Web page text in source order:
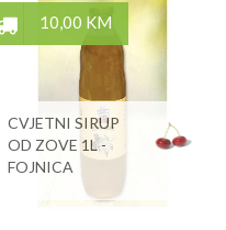
10,00 KM
CVJETNI SIRUP
OD ZOVE 1L -
FOJNICA